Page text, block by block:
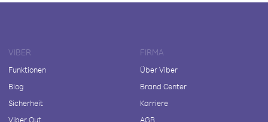
VIBER
Funktionen
Blog
Sicherheit
Viber Out
FIRMA
Über Viber
Brand Center
Karriere
AGB